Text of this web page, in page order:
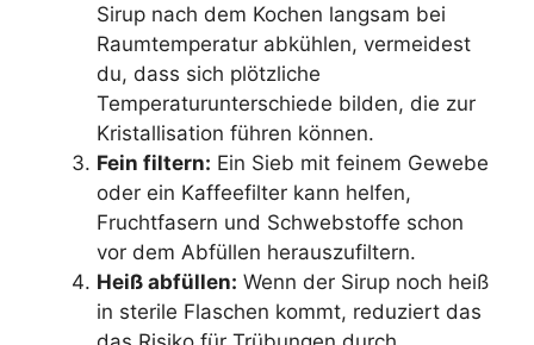
Sirup nach dem Kochen langsam bei
Raumtemperatur abkühlen, vermeidest
du, dass sich plötzliche
Temperaturunterschiede bilden, die zur
Kristallisation führen können.
Fein filtern: Ein Sieb mit feinem Gewebe
oder ein Kaffeefilter kann helfen,
Fruchtfasern und Schwebstoffe schon
vor dem Abfüllen herauszufiltern.
Heiß abfüllen: Wenn der Sirup noch heiß
in sterile Flaschen kommt, reduziert das